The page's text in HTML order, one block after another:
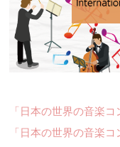
「日本の世界の音楽
「日本の世界の音楽